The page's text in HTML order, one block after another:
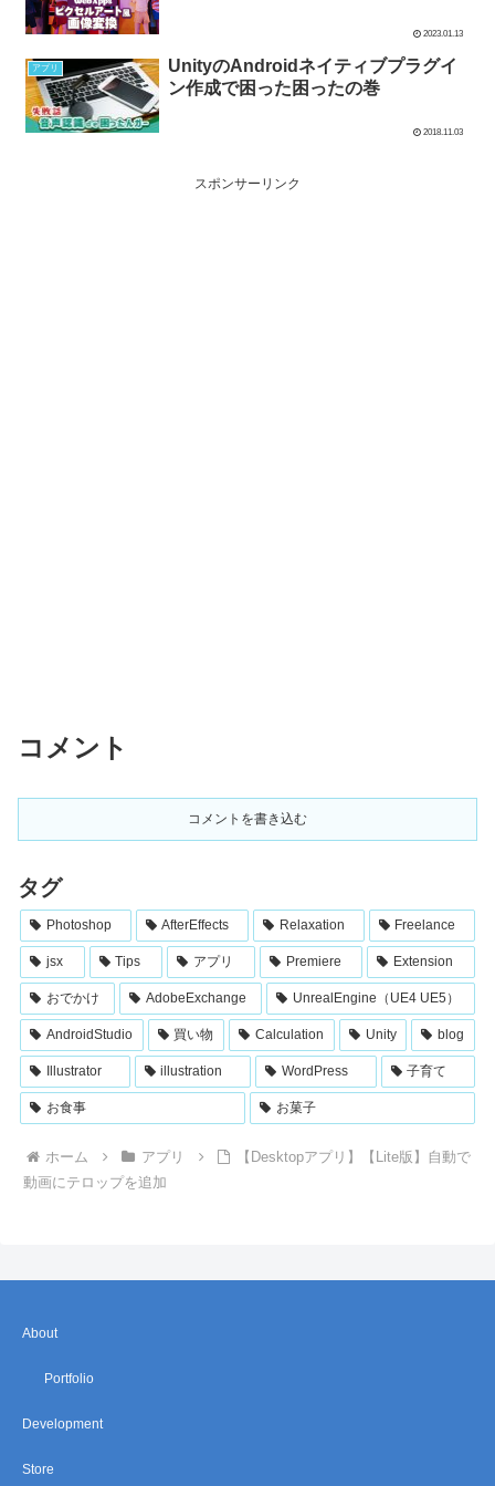
2023.01.13
アプリ
UnityのAndroidネイティブプラグイ
ン作成で困った困ったの巻
2018.11.03
スポンサーリンク
コメント
コメントを書き込む
タグ
Photoshop AfterEffects Relaxation Freelance
jsx Tips アプリ Premiere Extension
おでかけ AdobeExchange UnrealEngine（UE4 UE5）
AndroidStudio 買い物 Calculation Unity blog
Illustrator illustration WordPress 子育て
お食事 お菓子
ホーム アプリ
【Desktopアプリ】【Lite版】自動で
動画にテロップを追加
About
Portfolio
Development
Store